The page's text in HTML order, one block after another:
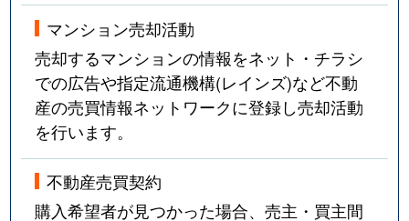
吉野
1,700万円
吉野
5,800万円 野田(ＪＲ) 徒歩9分
吉野
4,700万円 野田(ＪＲ) 徒歩8分
吉野
2,000万円 野田(ＪＲ) 徒歩4分
吉野
2,000万円 野田(ＪＲ) 徒歩7分
マンション売却活動
売却するマンションの情報をネット・チラシ
での広告や指定流通機構(レインズ)など不動
産の売買情報ネットワークに登録し売却活動
を行います。
不動産売買契約
購入希望者が見つかった場合、売主・買主間